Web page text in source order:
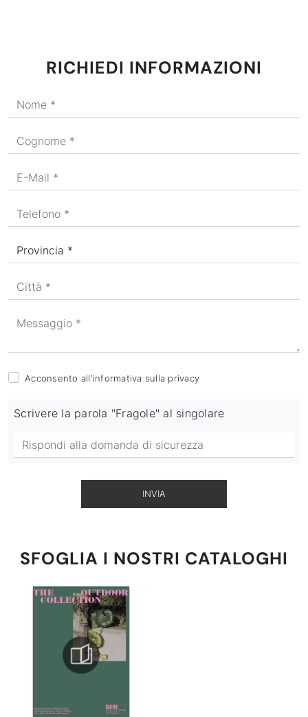
SFOGLIA I NOSTRI CATALOGHI
RICHIEDI INFORMAZIONI
Acconsento all'informativa sulla privacy
Scrivere la parola "Fragole" al singolare
INVIA